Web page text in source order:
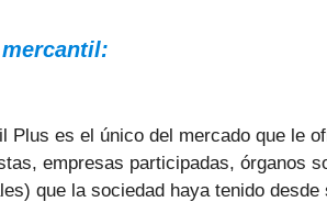
Plus es el único del mercado que le
empresas participadas, órganos
que la sociedad haya tenido